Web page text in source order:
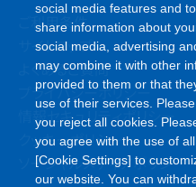
ご利用条件
サイトマップ
よくあるご質問
プライバシーポリシー
情報セキュリティポリシー
クッキーポリシー
ソーシャルメディアポリシー
social media features and
share information about
social media, advertising
may combine it with other
provided to them or that
use of their services.
you reject all cookies.
you agree with the use of
[Cookie Settings] to
our website. You can